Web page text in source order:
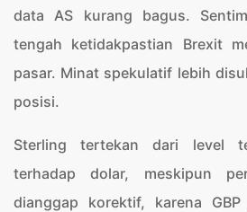
data AS kurang bagus.
tengah ketidakpastian Brexit
pasar. Minat spekulatif lebih
posisi.
Sterling tertekan dari level
terhadap dolar, meskipun
dianggap korektif, karena